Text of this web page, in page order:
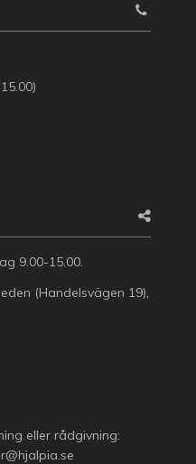
9.00-15.00.
(Handelsvägen 19),
eller rådgivning: